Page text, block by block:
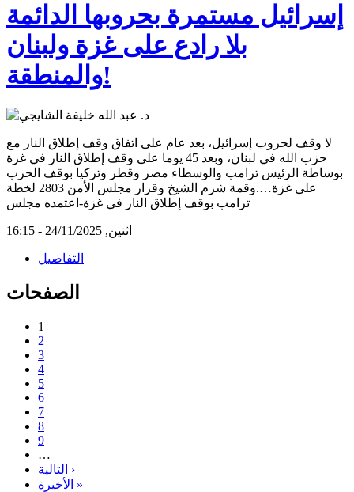
إسرائيل مستمرة بحروبها الدائمة
بلا رادع على غزة ولبنان
والمنطقة!
لا وقف لحروب إسرائيل، بعد عام على اتفاق وقف إطلاق النار مع
حزب الله في لبنان، وبعد 45 يوما على وقف إطلاق النار في غزة
بوساطة الرئيس ترامب والوسطاء مصر وقطر وتركيا بوقف الحرب
على غزة….وقمة شرم الشيخ وقرار مجلس الأمن 2803 لخطة
ترامب بوقف إطلاق النار في غزة-اعتمده مجلس
اثنين, 24/11/2025 - 16:15
التفاصيل
الصفحات
1
2
3
4
5
6
7
8
9
…
التالية ›
الأخيرة »